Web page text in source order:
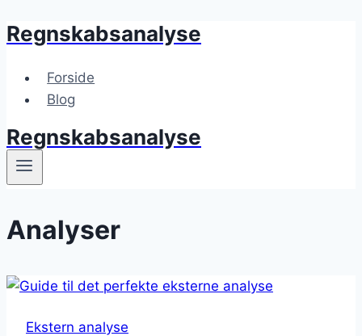
Skip
content
Regnskabsanalyse
Forside
Blog
Regnskabsanalyse
Analyser
Ekstern analyse